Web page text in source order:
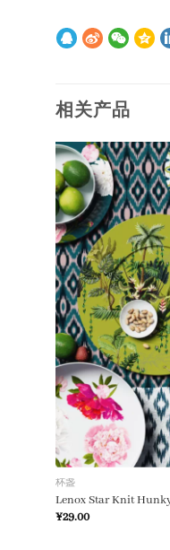
相关产品
杯盏
Lenox Star Knit
¥29.00